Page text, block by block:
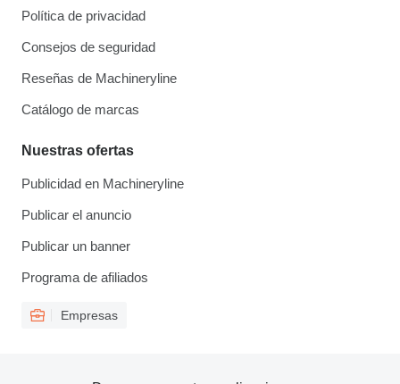
Política de privacidad
Consejos de seguridad
Reseñas de Machineryline
Catálogo de marcas
Nuestras ofertas
Publicidad en Machineryline
Publicar el anuncio
Publicar un banner
Programa de afiliados
Empresas